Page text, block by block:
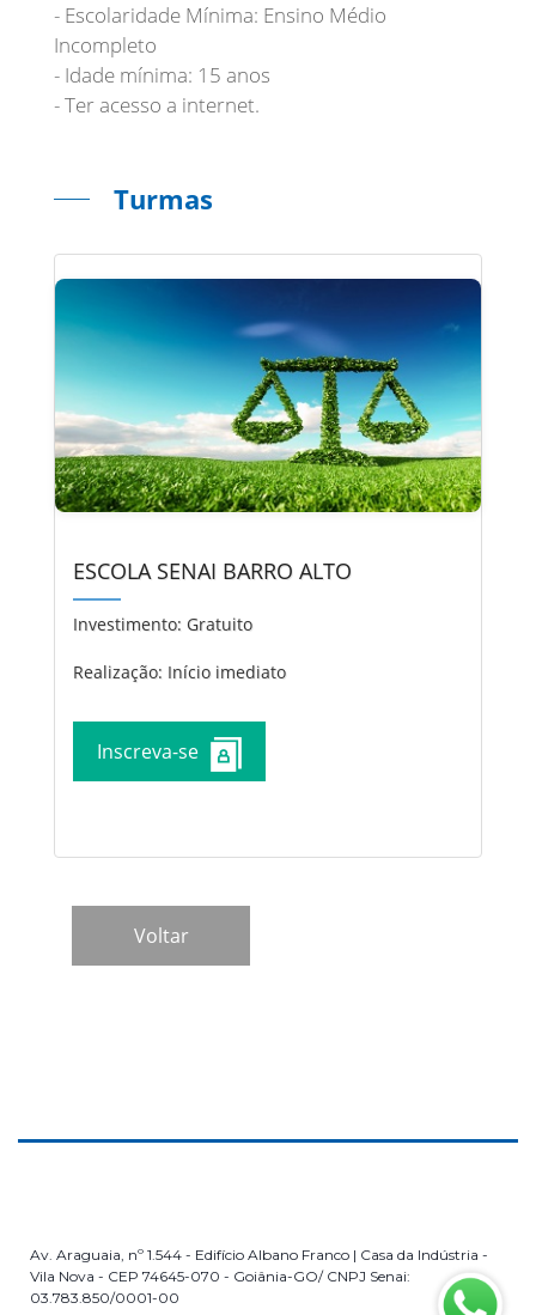
- Escolaridade Mínima: Ensino Médio
Incompleto
- Idade mínima: 15 anos
- Ter acesso a internet.
Turmas
ESCOLA SENAI BARRO ALTO
Investimento: Gratuito
Realização: Início imediato
Inscreva-se
Av. Araguaia, nº 1.544 - Edifício Albano Franco | Casa da Indústria -
Vila Nova - CEP 74645-070 - Goiânia-GO/ CNPJ Senai:
03.783.850/0001-00